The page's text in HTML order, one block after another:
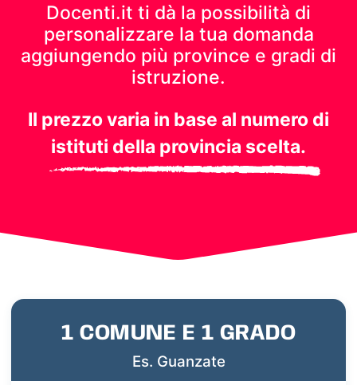
Docenti.it ti dà la possibilità di
personalizzare la tua domanda
aggiungendo più province e gradi di
istruzione.
Il prezzo varia in base al numero di
istituti della provincia scelta.
1 COMUNE E 1 GRADO
Es. Guanzate